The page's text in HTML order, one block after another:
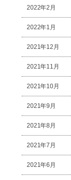
2022年2月
2022年1月
2021年12月
2021年11月
2021年10月
2021年9月
2021年8月
2021年7月
2021年6月